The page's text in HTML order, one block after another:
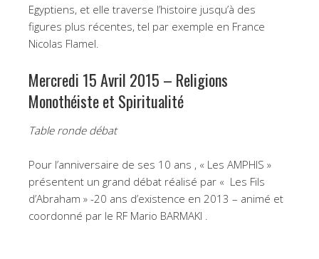
Egyptiens, et elle traverse l’histoire jusqu’à des
figures plus récentes, tel par exemple en France
Nicolas Flamel.
Mercredi 15 Avril 2015 – Religions
Monothéiste et Spiritualité
Table ronde débat
Pour l’anniversaire de ses 10 ans , « Les AMPHIS »
présentent un grand débat réalisé par « Les Fils
d’Abraham » -20 ans d’existence en 2013 – animé et
coordonné par le RF Mario BARMAKI .